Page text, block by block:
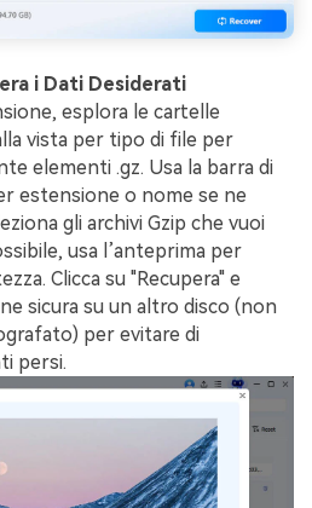
i Dati Desiderati
esplora le cartelle
vista per tipo di file per
elementi .gz. Usa la barra di
estensione o nome se ne
gli archivi Gzip che vuoi
usa l’anteprima per
Clicca su "Recupera" e
sicura su un altro disco (non
per evitare di
persi.